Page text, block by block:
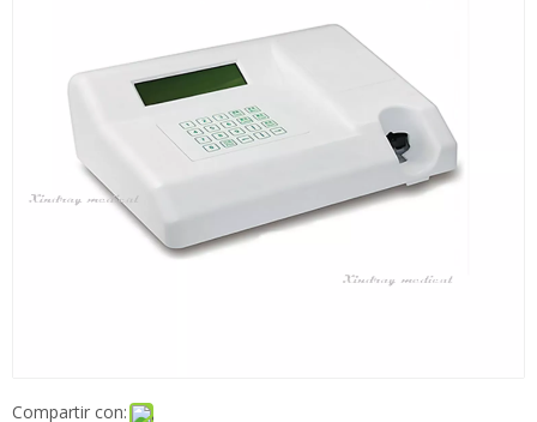
120 pruebas/hora del analizador de orina